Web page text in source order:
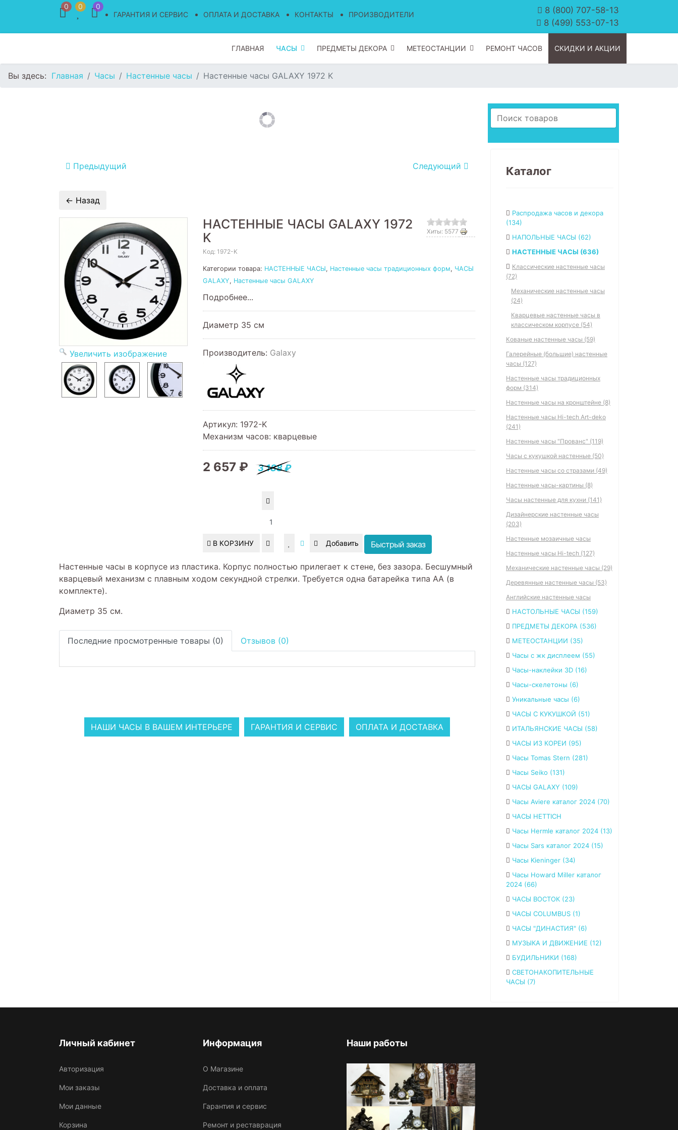
0 0
0
ГАРАНТИЯ И СЕРВИС
ОПЛАТА И ДОСТАВКА КОНТАКТЫ ПРОИЗВОДИТЕЛИ
8 (800) 707-58-13
8 (499) 553-07-13
ГЛАВНАЯ ЧАСЫ ПРЕДМЕТЫ ДЕКОРА МЕТЕОСТАНЦИИ РЕМОНТ ЧАСОВ СКИДКИ И АКЦИИ
Вы здесь: Главная Часы Настенные часы Настенные часы GALAXY 1972 K
Предыдущий Следующий
Увеличить изображение
Хиты: 5577
НАСТЕННЫЕ ЧАСЫ GALAXY 1972
K
Код: 1972-K
Категории товара: НАСТЕННЫЕ ЧАСЫ, Настенные часы традиционных форм, ЧАСЫ
GALAXY, Настенные часы GALAXY
Подробнее...
Диаметр 35 см
Производитель: Galaxy
Артикул: 1972-K
Механизм часов: кварцевые
2 657 ₽ 3 188 ₽
В КОРЗИНУ Быстрый заказ
Настенные часы в корпусе из пластика. Корпус полностью прилегает к стене, без зазора. Бесшумный
кварцевый механизм с плавным ходом секундной стрелки. Требуется одна батарейка типа АА (в
комплекте).
Диаметр 35 см.
Последние просмотренные товары (0) Отзывов (0)
НАШИ ЧАСЫ В ВАШЕМ ИНТЕРЬЕРЕ ГАРАНТИЯ И СЕРВИС ОПЛАТА И ДОСТАВКА
Каталог
Распродажа часов и декора
(134)
НАПОЛЬНЫЕ ЧАСЫ (62)
НАСТЕННЫЕ ЧАСЫ (636)
Классические настенные часы
(72)
Механические настенные часы
(24)
Кварцевые настенные часы в
классическом корпусе (54)
Кованые настенные часы (59)
Галерейные (большие) настенные
часы (127)
Настенные часы традиционных
форм (314)
Настенные часы на кронштейне (8)
Настенные часы Hi-tech Art-deko
(241)
Настенные часы "Прованс" (119)
Часы с кукушкой настенные (50)
Настенные часы со стразами (49)
Настенные часы-картины (8)
Часы настенные для кухни (141)
Дизайнерские настенные часы
(203)
Настенные мозаичные часы
Настенные часы Hi-tech (127)
Механические настенные часы (29)
Деревянные настенные часы (53)
Английские настенные часы
НАСТОЛЬНЫЕ ЧАСЫ (159)
ПРЕДМЕТЫ ДЕКОРА (536)
МЕТЕОСТАНЦИИ (35)
Часы с жк дисплеем (55)
Часы-наклейки 3D (16)
Часы-скелетоны (6)
Уникальные часы (6)
ЧАСЫ С КУКУШКОЙ (51)
ИТАЛЬЯНСКИЕ ЧАСЫ (58)
ЧАСЫ ИЗ КОРЕИ (95)
Часы Tomas Stern (281)
Часы Seiko (131)
ЧАСЫ GALAXY (109)
Часы Aviere каталог 2024 (70)
ЧАСЫ HETTICH
Часы Hermle каталог 2024 (13)
Часы Sars каталог 2024 (15)
Часы Kieninger (34)
Часы Howard Miller каталог
2024 (66)
ЧАСЫ ВОСТОК (23)
ЧАСЫ COLUMBUS (1)
ЧАСЫ "ДИНАСТИЯ" (6)
МУЗЫКА И ДВИЖЕНИЕ (12)
БУДИЛЬНИКИ (168)
СВЕТОНАКОПИТЕЛЬНЫЕ
ЧАСЫ (7)
Личный кабинет
Авторизация
Мои заказы
Мои данные
Корзина
Информация
О Магазине
Доставка и оплата
Гарантия и сервис
Ремонт и реставрация
Наши работы